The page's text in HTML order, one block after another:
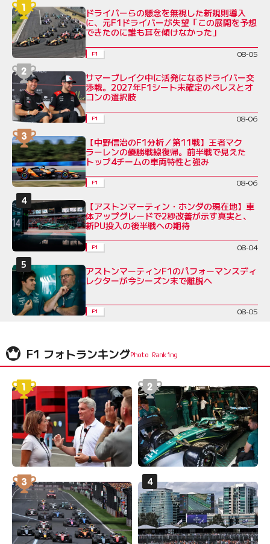
ドライバーらの懸念を無視した新規則導入
に、元F1ドライバーが失望「この展開を予想
できたのに誰も耳を傾けなかった」
F1 08-05
サマーブレイク中に活発になるドライバー交
渉戦。2027年F1シート未確定のペレスとオ
コンの選択肢
F1 08-06
【中野信治のF1分析／第11戦】王者マク
ラーレンの優勝戦線復帰。前半戦で見えた
トップ4チームの車両特性と強み
F1 08-06
【アストンマーティン・ホンダの現在地】車
体アップグレードで2秒改善が示す真実と、
新PU投入の後半戦への期待
F1 08-04
アストンマーティンF1のパフォーマンスディ
レクターが今シーズン末で離脱へ
F1 08-05
F1 フォトランキング